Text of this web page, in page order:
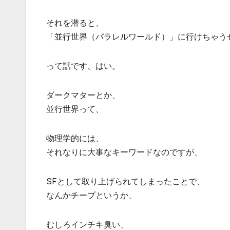
それを潜ると、
「並行世界（パラレルワールド）」に行けちゃう
って話です、はい。
ダークマターとか、
並行世界って、
物理学的には、
それなりに大事なキーワードなのですが、
SFとして取り上げられてしまったことで、
なんかチープというか、
むしろインチキ臭い、